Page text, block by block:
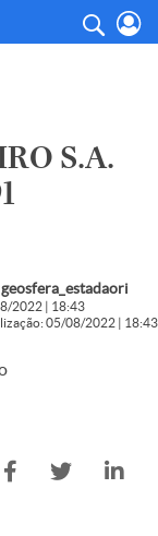
S.A.
2022 | 18:43
05/08/2022 | 18:43